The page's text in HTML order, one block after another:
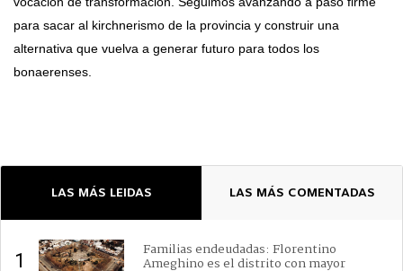
para sacar al kirchnerismo de la provincia y construir una
alternativa que vuelva a generar futuro para todos los
bonaerenses.
LAS MÁS LEIDAS LAS MÁS COMENTADAS
1 Familias endeudadas: Florentino
Ameghino es el distrito con mayor